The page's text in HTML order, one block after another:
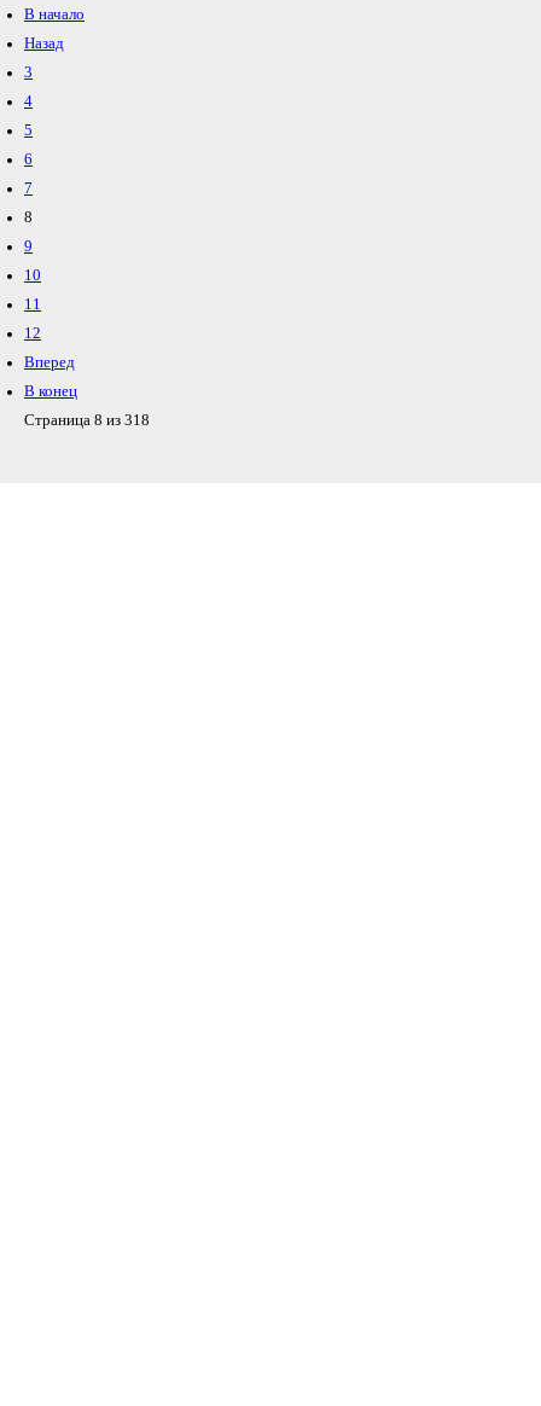
В начало
Назад
3
4
5
6
7
8
9
10
11
12
Вперед
В конец
Страница 8 из 318